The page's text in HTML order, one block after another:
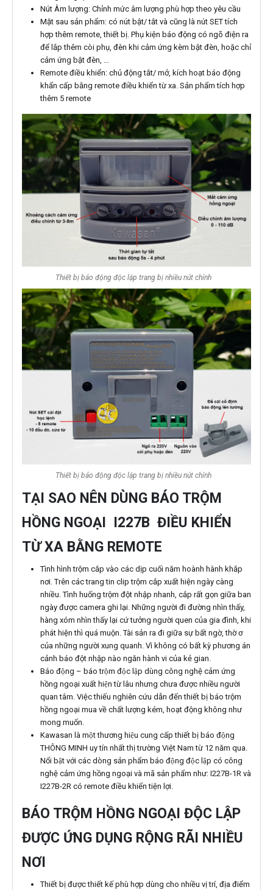
Nút Âm lượng: Chỉnh mức âm lượng phù hợp theo yêu cầu
Mặt sau sản phẩm: có nút bật/ tắt và cũng là nút SET tích
hợp thêm remote, thiết bị. Phụ kiện báo động có ngõ điện ra
để lắp thêm còi phụ, đèn khi cảm ứng kèm bật đèn, hoặc chỉ
cảm ứng bật đèn, …
Remote điều khiển: chủ động tắt/ mở, kích hoạt báo động
khẩn cấp bằng remote điều khiển từ xa. Sản phẩm tích hợp
thêm 5 remote
Thiết bị báo động độc lập trang bị nhiều nút chỉnh
Thiết bị báo động độc lập trang bị nhiều nút chỉnh
TẠI SAO NÊN DÙNG BÁO TRỘM
HỒNG NGOẠI I227B ĐIỀU KHIỂN
TỪ XA BẰNG REMOTE
Tình hình trộm cắp vào các dịp cuối năm hoành hành khắp
nơi. Trên các trang tin clip trộm cắp xuất hiện ngày càng
nhiều. Tình huống trộm đột nhập nhanh, cắp rất gọn giữa ban
ngày được camera ghi lại. Những người đi đường nhìn thấy,
hàng xóm nhìn thấy lại cứ tưởng người quen của gia đình, khi
phát hiện thì quá muộn. Tài sản ra đi giữa sự bất ngờ, thờ ơ
của những người xung quanh. Vì không có bất kỳ phương án
cảnh báo đột nhập nào ngăn hành vi của kẻ gian.
Báo động – báo trộm độc lập dùng công nghệ cảm ứng
hồng ngoại xuất hiện từ lâu nhưng chưa được nhiều người
quan tâm. Việc thiếu nghiên cứu dẫn đến thiết bị báo trộm
hồng ngoại mua về chất lượng kém, hoạt động không như
mong muốn.
Kawasan là một thương hiệu cung cấp thiết bị báo động
THÔNG MINH uy tín nhất thị trường Việt Nam từ 12 năm qua.
Nổi bật với các dòng sản phẩm báo động độc lập có công
nghệ cảm ứng hồng ngoại và mã sản phẩm như: I227B-1R và
I227B-2R có remote điều khiển tiện lợi.
BÁO TRỘM HỒNG NGOẠI ĐỘC LẬP
ĐƯỢC ỨNG DỤNG RỘNG RÃI NHIỀU
NƠI
Thiết bị được thiết kế phù hợp dùng cho nhiều vị trí, địa điểm